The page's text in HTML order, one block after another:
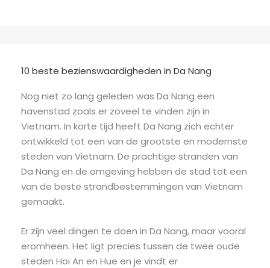
10 beste bezienswaardigheden in Da Nang
Nog niet zo lang geleden was Da Nang een
havenstad zoals er zoveel te vinden zijn in
Vietnam. In korte tijd heeft Da Nang zich echter
ontwikkeld tot een van de grootste en modernste
steden van Vietnam. De prachtige stranden van
Da Nang en de omgeving hebben de stad tot een
van de beste strandbestemmingen van Vietnam
gemaakt.
Er zijn veel dingen te doen in Da Nang, maar vooral
eromheen. Het ligt precies tussen de twee oude
steden Hoi An en Hue en je vindt er